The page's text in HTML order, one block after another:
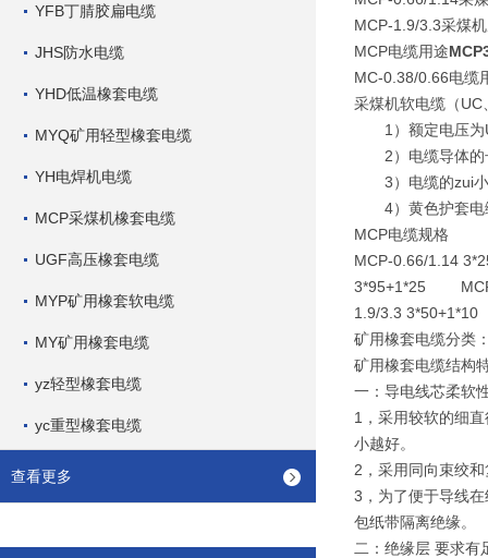
YFB丁腈胶扁电缆
JHS防水电缆
YHD低温橡套电缆
MYQ矿用轻型橡套电缆
YH电焊机电缆
MCP采煤机橡套电缆
UGF高压橡套电缆
MYP矿用橡套软电缆
MY矿用橡套电缆
yz轻型橡套电缆
yc重型橡套电缆
查看更多
MCP-1.9/3.3采煤
MCP电缆用途
MC-0.38/0.66电缆
采煤机软电缆（UC
1）额定电压为
2）电缆导体的
3）电缆的zui小
4）黄色护套电
MCP电缆规格
MCP-0.66/1.14
3*95+1*25
1.9/3.3
矿用橡套电缆分类
矿用橡套电缆结构
一：导电线芯柔软
1，采用较软的细
小越好。
2，采用同向束绞
3，为了便于导线
包纸带隔离绝缘。
二：绝缘层 要求有